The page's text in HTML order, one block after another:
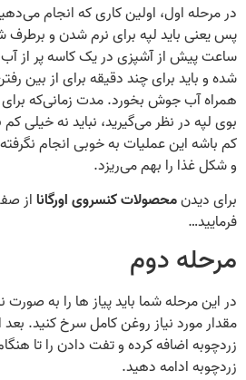
در مرحله اول، اولین کاری که انجام
پس یعنی باید لپه برای نرم شدن و
ساعت پیش‌ از آشپزی در یک کاسه پر
شده و باید برای چند دقیقه برای از بین
همراه آب جوش بخورد. مدت زمانی‌که
بوی لپه در نظر می‌گیرید، نباید نه خیلی
کم باشه این عملیات به‌ خوبی انجام
و شکل غذا را بهم می‌ریزد.
برای دیدنمحصولات کنسروی اورگانااز
فرمایید…
مرحله دوم
در این مرحله شما باید پیاز ها را به‌
مقدار مورد نیاز روغن کامل سرخ کنید.
زردچوبه اضافه کرده و تفت دادن را تا
زردچوبه ادامه دهید.